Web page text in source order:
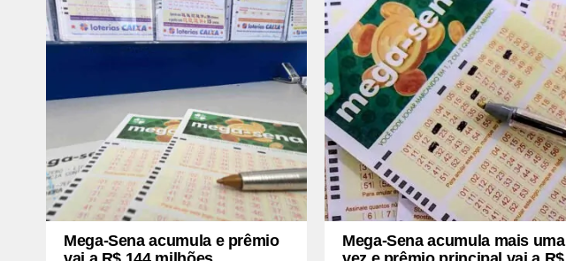
Mega-Sena acumula e prêmio
Mega-Sena acumula mais uma